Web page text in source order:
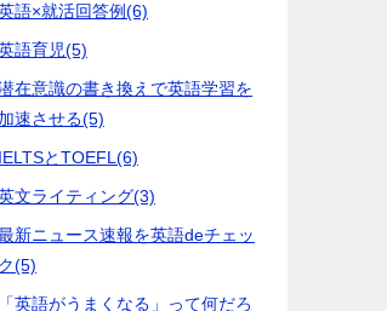
語×就活回答例(6)
語育児(5)
在意識の書き換えで英語学習を
加速させる(5)
IELTSとTOEFL (6)
文ライティング(3)
新ニュース速報を英語deチェッ
ク(5)
「英語がうまくなる」って何だろ